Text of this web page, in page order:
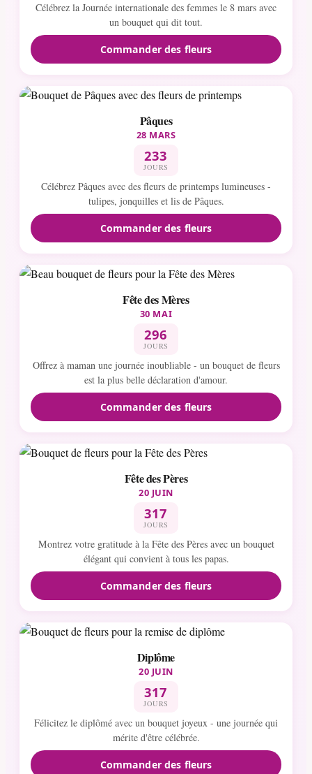
Célébrez la Journée internationale des femmes le 8 mars avec
un bouquet qui dit tout.
Commander des fleurs
Pâques
28 MARS
233
JOURS
Célébrez Pâques avec des fleurs de printemps lumineuses -
tulipes, jonquilles et lis de Pâques.
Commander des fleurs
Fête des Mères
30 MAI
296
JOURS
Offrez à maman une journée inoubliable - un bouquet de fleurs
est la plus belle déclaration d'amour.
Commander des fleurs
Fête des Pères
20 JUIN
317
JOURS
Montrez votre gratitude à la Fête des Pères avec un bouquet
élégant qui convient à tous les papas.
Commander des fleurs
Diplôme
20 JUIN
317
JOURS
Félicitez le diplômé avec un bouquet joyeux - une journée qui
mérite d'être célébrée.
Commander des fleurs